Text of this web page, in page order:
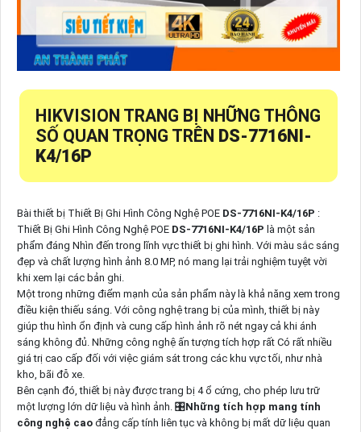
HIKVISION TRANG BỊ NHỮNG THÔNG
SỐ QUAN TRỌNG TRÊN DS-7716NI-
K4/16P
Bài thiết bị Thiết Bị Ghi Hình Công Nghệ POE DS-7716NI-K4/16P :
Thiết Bị Ghi Hình Công Nghệ POE DS-7716NI-K4/16P là một sản
phẩm đáng Nhìn đến trong lĩnh vực thiết bị ghi hình. Với màu sắc sáng
đẹp và chất lượng hình ảnh 8.0 MP, nó mang lại trải nghiệm tuyệt vời
khi xem lại các bản ghi.
Một trong những điểm mạnh của sản phẩm này là khả năng xem trong
điều kiện thiếu sáng. Với công nghệ trang bị của mình, thiết bị này
giúp thu hình ổn định và cung cấp hình ảnh rõ nét ngay cả khi ánh
sáng không đủ. Những công nghệ ấn tượng tích hợp rất Có rất nhiều
giá trị cao cấp đối với việc giám sát trong các khu vực tối, như nhà
kho, bãi đỗ xe.
Bên cạnh đó, thiết bị này được trang bị 4 ổ cứng, cho phép lưu trữ
một lượng lớn dữ liệu và hình ảnh. 🎛Những tích hợp mang tính
công nghệ caođẳng cấp tính liên tục và không bị mất dữ liệu quan